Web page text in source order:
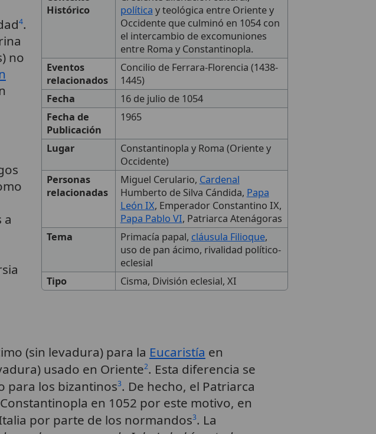
Histórico
política y teológica entre Oriente y
Occidente que culminó en 1054 con
el intercambio de excomuniones
entre Roma y Constantinopla.
Eventos
relacionados
Concilio de Ferrara-Florencia (1438-
1445)
Fecha
16 de julio de 1054
Fecha de
Publicación
1965
Lugar
Constantinopla y Roma (Oriente y
Occidente)
Personas
relacionadas
Miguel Cerulario, Cardenal
Humberto de Silva Cándida, Papa
León IX, Emperador Constantino IX,
Papa Pablo VI, Patriarca Atenágoras
Tema
Primacía papal, cláusula Filioque,
uso de pan ácimo, rivalidad político-
eclesial
Tipo
Cisma, División eclesial, XI
4.
no
a
(sin levadura) para la Eucaristía en
usado en Oriente2. Esta diferencia se
para los bizantinos3. De hecho, el Patriarca
en 1052 por este motivo, en
por parte de los normandos3. La